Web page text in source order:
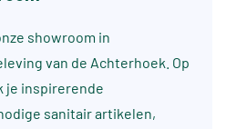
showroom in
van de Achterhoek. Op
je inspirerende
sanitair artikelen,